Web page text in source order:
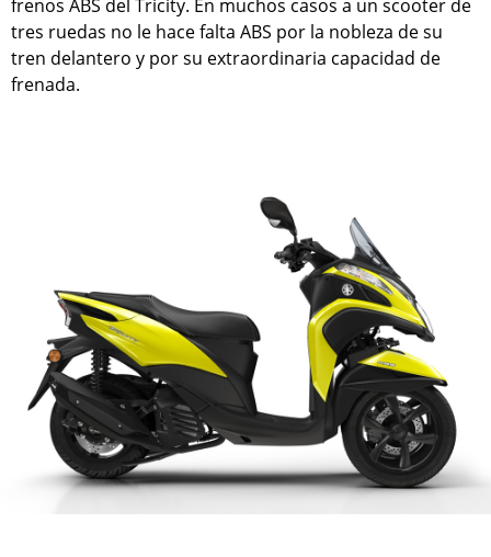
frenos ABS del Tricity. En muchos casos a un scooter de
tres ruedas no le hace falta ABS por la nobleza de su
tren delantero y por su extraordinaria capacidad de
frenada.